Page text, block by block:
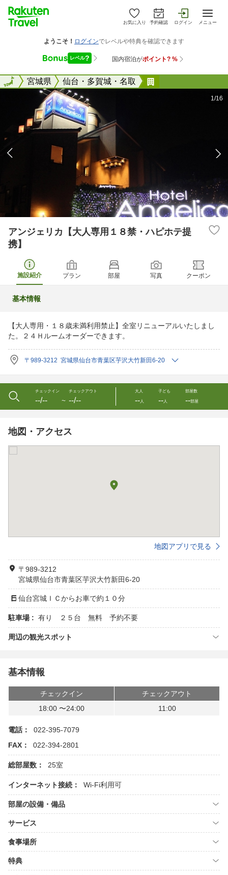
お気に入り 予約確認 ログイン メニュー
全国宮城県 仙台・多賀城・名取
全国
1/16
アンジェリカ【大人専用１８禁・ハピホテ提
携】
施設紹介 プラン 部屋 写真 クーポン
基本情報
【大人専用・１８歳未満利用禁止】全室リニューアルいたしまし
た。２４Ｈルームオーダーできます。
〒989-3212 宮城県仙台市青葉区芋沢大竹新田6-20
チェックイン
--/-- 〜
チェックアウト
--/--
大人
--人
子ども
--人
部屋数
--部屋
地図・アクセス
地図アプリで見る
〒989-3212
宮城県仙台市青葉区芋沢大竹新田6-20
仙台宮城ＩＣからお車で約１０分
駐車場 : 有り ２５台 無料 予約不要
周辺の観光スポット
基本情報
チェックイン
チェックアウト
18:00 〜24:00
11:00
電話：
022-395-7079
FAX：
022-394-2801
総部屋数： 25室
インターネット接続： Wi-Fi利用可
部屋の設備・備品
サービス
食事場所
特典